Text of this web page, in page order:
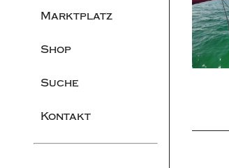
Marktplatz
Shop
Suche
Kontakt